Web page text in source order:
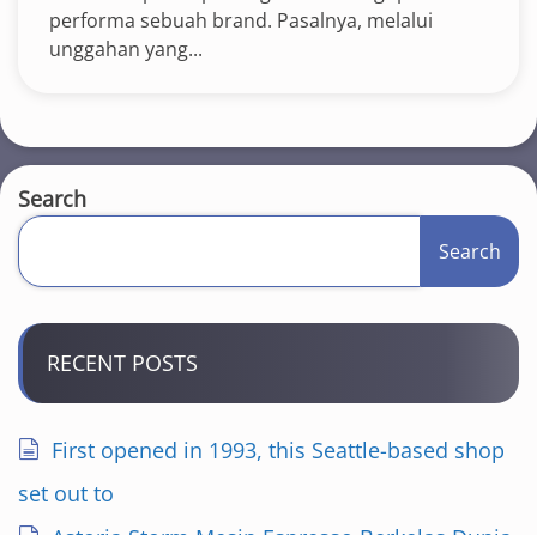
performa sebuah brand. Pasalnya, melalui
unggahan yang...
Search
Search
RECENT POSTS
First opened in 1993, this Seattle-based shop
set out to